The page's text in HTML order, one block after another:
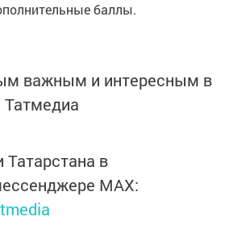
баллы.
важным и интересным в
Татмедиа
Татарстана в
MАХ: